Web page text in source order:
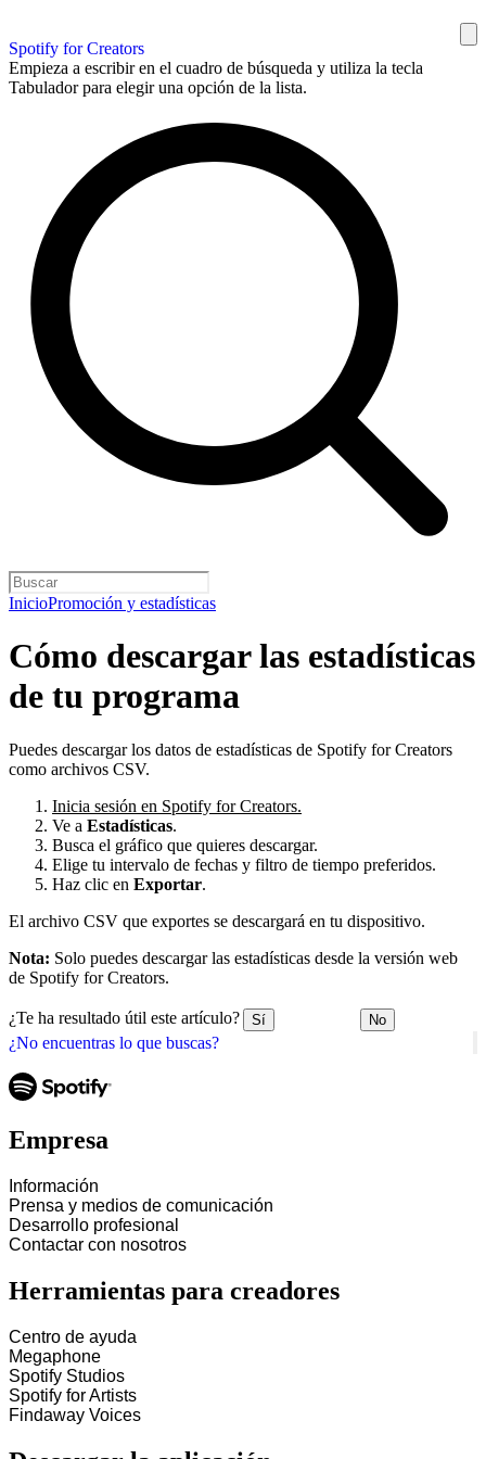
Spotify for Creators
Empieza a escribir en el cuadro de búsqueda y utiliza la tecla
Tabulador para elegir una opción de la lista.
InicioPromoción y estadísticas
¿No encuentras lo que buscas?
Cómo descargar las estadísticas
de tu programa
Puedes descargar los datos de estadísticas de Spotify for Creators
como archivos CSV.
Inicia sesión en Spotify for Creators.
Ve a Estadísticas.
Busca el gráfico que quieres descargar.
Elige tu intervalo de fechas y filtro de tiempo preferidos.
Haz clic en Exportar.
El archivo CSV que exportes se descargará en tu dispositivo.
Nota: Solo puedes descargar las estadísticas desde la versión web
de Spotify for Creators.
¿Te ha resultado útil este artículo? Sí No
Empresa
Información
Prensa y medios de comunicación
Desarrollo profesional
Contactar con nosotros
Herramientas para creadores
Centro de ayuda
Megaphone
Spotify Studios
Spotify for Artists
Findaway Voices